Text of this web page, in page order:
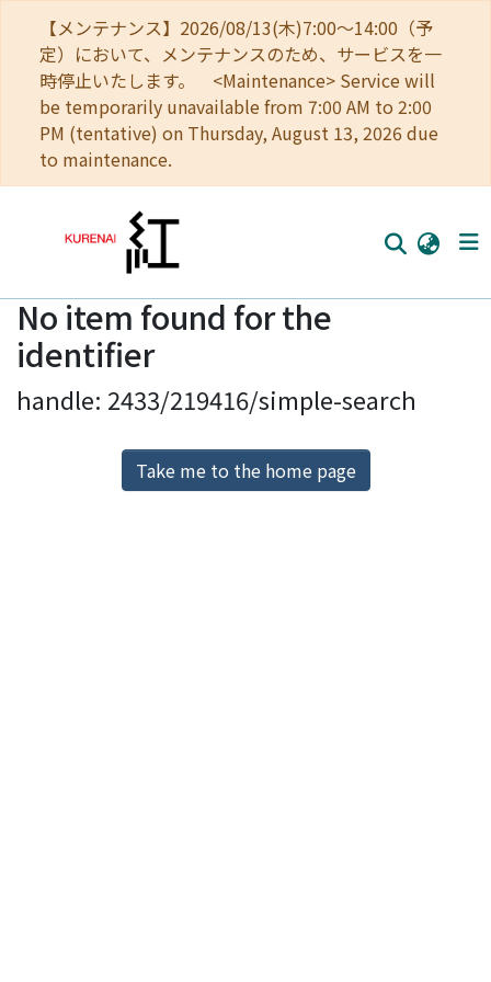
【メンテナンス】2026/08/13(木)7:00～14:00（予
定）において、メンテナンスのため、サービスを一
時停止いたします。 <Maintenance> Service will
be temporarily unavailable from 7:00 AM to 2:00
PM (tentative) on Thursday, August 13, 2026 due
to maintenance.
Home
Communities
Browse
Download Ranking
No item found for the
identifier
handle: 2433/219416/simple-search
Take me to the home page